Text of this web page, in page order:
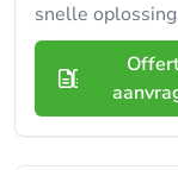
snelle